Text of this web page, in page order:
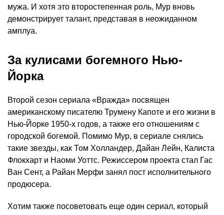
мужа. И хотя это второстепенная роль, Мур вновь
демонстрирует талант, представая в неожиданном
амплуа.
За кулисами богемного Нью-
Йорка
Второй сезон сериала «Вражда» посвящен
американскому писателю Трумену Капоте и его жизни в
Нью-Йорке 1950-х годов, а также его отношениям с
городской богемой. Помимо Мур, в сериале снялись
такие звезды, как Том Холландер, Дайан Лейн, Калиста
Флокхарт и Наоми Уоттс. Режиссером проекта стал Гас
Ван Сент, а Райан Мерфи занял пост исполнительного
продюсера.
Хотим также посоветовать еще один сериал, который